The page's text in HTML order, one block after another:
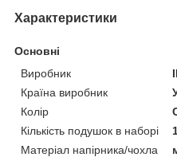
Характеристики
Основні
Виробник
Країна виробник
Колір
Кількість подушок в наборі
Матеріал напірника/чохла